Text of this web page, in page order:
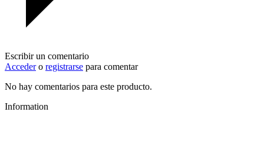
Escribir un comentario
Accedero registrarse para comentar
No hay comentarios para este producto.
Information